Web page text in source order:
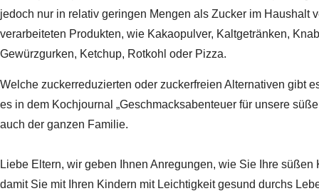
jedoch nur in relativ geringen Mengen als Zucker im Haushalt
verarbeiteten Produkten, wie Kakaopulver, Kaltgetränken,
Gewürzgurken, Ketchup, Rotkohl oder Pizza.
Welche zuckerreduzierten oder zuckerfreien Alternativen gibt
es in dem Kochjournal „Geschmacksabenteuer für unsere
auch der ganzen Familie.
Liebe Eltern, wir geben Ihnen Anregungen, wie Sie Ihre
damit Sie mit Ihren Kindern mit Leichtigkeit gesund durchs